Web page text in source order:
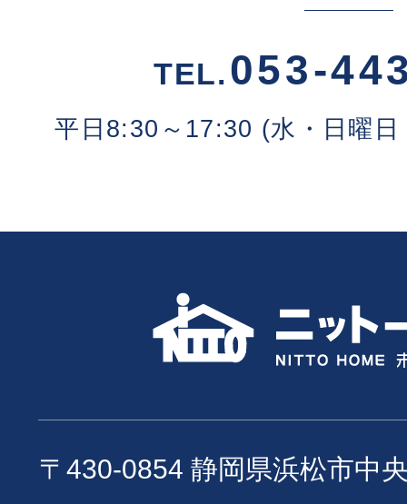
TEL.053-
平日8:30～17:30 (水・日曜
〒430-0854 静岡県浜松市中